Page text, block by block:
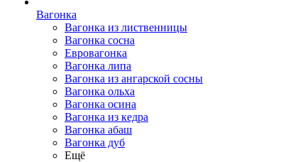
Вагонка
Вагонка из лиственницы
Вагонка сосна
Евровагонка
Вагонка липа
Вагонка из ангарской сосны
Вагонка ольха
Вагонка осина
Вагонка из кедра
Вагонка абаш
Вагонка дуб
Ещё